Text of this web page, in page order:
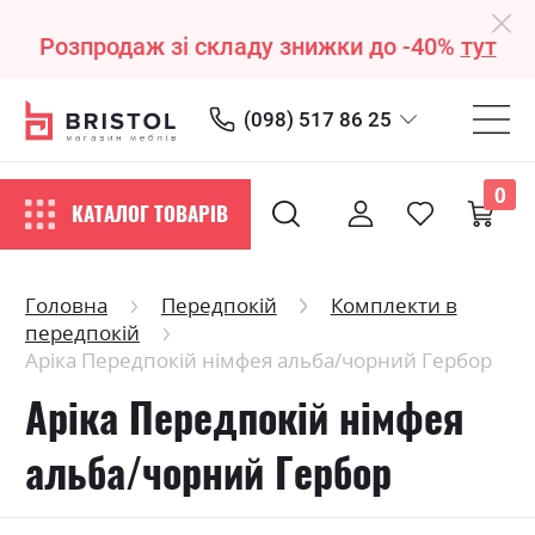
Розпродаж зі складу знижки до -40% тут
(098) 517 86 25
КАТАЛОГ ТОВАРІВ
0
Головна Передпокій
Комплекти в
передпокій
Аріка Передпокій німфея альба/чорний Гербор
Аріка Передпокій німфея
альба/чорний Гербор